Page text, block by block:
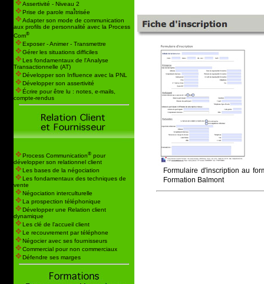
Assertivité - Niveau 2
Prise de parole maî̂trisée
Adapter son mode de communication
aux profils de personnalité avec la Process
Com®
Exposer - Animer - Transmettre
Gérer les situations difficiles
Les fondamentaux de l'Analyse
Transactionnelle (AT)
Développer son Influence avec la PNL
Développer son assertivité
Écrire pour être lu : notes, e-mails,
compte-rendus
Process Communication® pour
développer son relationnel client
Les bases de la négociation
Les fondamentaux des techniques de
vente
Négociation interculturelle
La prospection téléphonique
Développer une Relation client
dynamique
Les clé de l'accueil client
Le recouvrement par téléphone
Négocier avec ses fournisseurs
Commercial pour non commerciaux
Défendre ses marges
Formulaire d'inscription au
Formation Balmont